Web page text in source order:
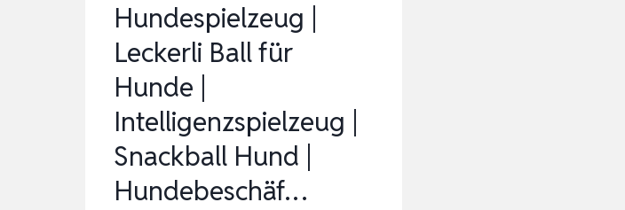
Hundespielzeug |
Leckerli Ball für
Hunde |
Intelligenzspielzeug |
Snackball Hund |
Hundebeschäf…